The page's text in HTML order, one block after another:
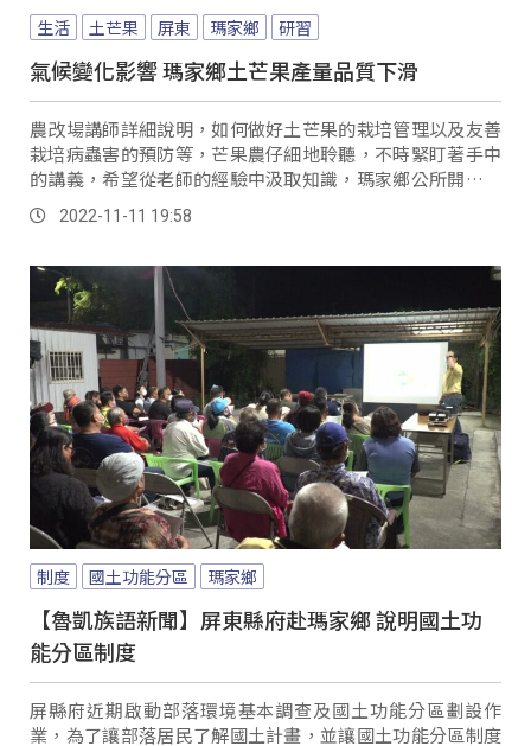
生活 土芒果 屏東 瑪家鄉 研習
氣候變化影響 瑪家鄉土芒果產量品質下滑
農改場講師詳細說明，如何做好土芒果的栽培管理以及友善
栽培病蟲害的預防等，芒果農仔細地聆聽，不時緊盯著手中
的講義，希望從老師的經驗中汲取知識，瑪家鄉公所開辦的
&#8221;找回原力-部落農業學堂&#82...。
2022-11-11 19:58
制度 國土功能分區 瑪家鄉
【魯凱族語新聞】屏東縣府赴瑪家鄉 說明國土功
能分區制度
屏縣府近期啟動部落環境基本調查及國土功能分區劃設作
業，為了讓部落居民了解國土計畫，並讓國土功能分區制度